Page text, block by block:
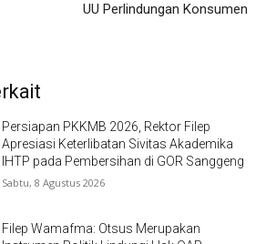
UU Perlindungan Konsumen
Persiapan PKKMB 2026, Rektor Filep
Apresiasi Keterlibatan Sivitas Akademika
IHTP pada Pembersihan di GOR Sanggeng
Sabtu, 8 Agustus 2026
Filep Wamafma: Otsus Merupakan